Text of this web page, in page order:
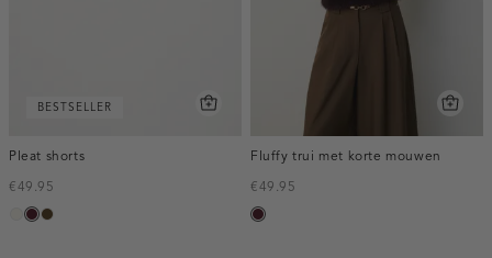
BESTSELLER
Pleat shorts
€49.95
creme,
pruim,
toffee
Fluffy trui met korte mouwen
€49.95
pruim,